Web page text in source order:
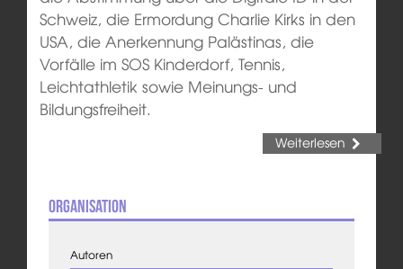
Schweiz, die Ermordung Charlie Kirks in den
USA, die Anerkennung Palästinas, die
Vorfälle im SOS Kinderdorf, Tennis,
Leichtathletik sowie Meinungs- und
Bildungsfreiheit.
Weiterlesen
Organisation
Autoren